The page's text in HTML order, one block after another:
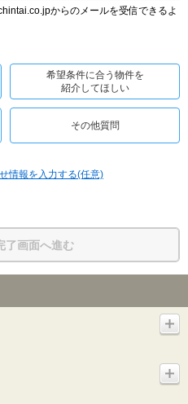
からのメールを受信できるよ
希望条件に合う物件を
紹介してほしい
その他質問
情報を入力する(任意)
了画面へ進む